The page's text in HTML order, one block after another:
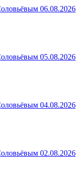
06.08.2026
05.08.2026
04.08.2026
02.08.2026